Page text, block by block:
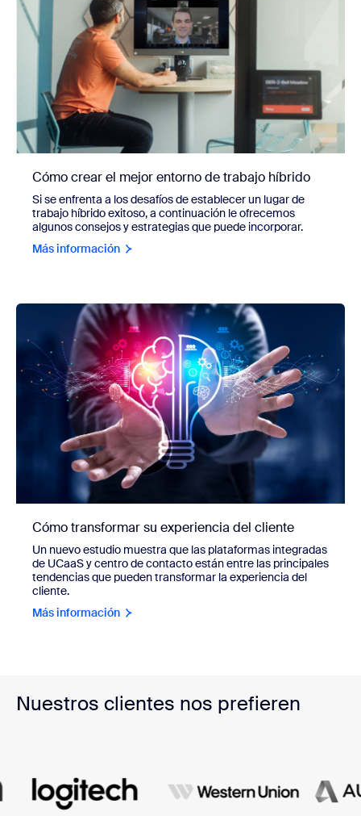
Cómo crear el mejor entorno de trabajo híbrido
Si se enfrenta a los desafíos de establecer un lugar de
trabajo híbrido exitoso, a continuación le ofrecemos
algunos consejos y estrategias que puede incorporar.
Más información
Cómo transformar su experiencia del cliente
Un nuevo estudio muestra que las plataformas integradas
de UCaaS y centro de contacto están entre las principales
tendencias que pueden transformar la experiencia del
cliente.
Más información
Nuestros clientes nos prefieren